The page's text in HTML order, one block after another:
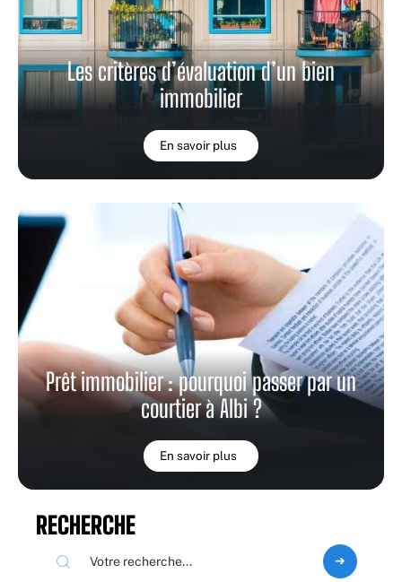
Les critères d’évaluation d’un bien
immobilier
En savoir plus
Prêt immobilier : pourquoi passer par un
courtier à Albi ?
En savoir plus
RECHERCHE